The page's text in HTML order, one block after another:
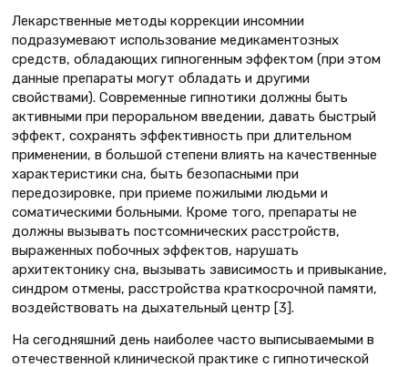
Лекарственные методы коррекции инсомнии
подразумевают использование медикаментозных
средств, обладающих гипногенным эффектом (при этом
данные препараты могут обладать и другими
свойствами). Современные гипнотики должны быть
активными при пероральном введении, давать быстрый
эффект, сохранять эффективность при длительном
применении, в большой степени влиять на качественные
характеристики сна, быть безопасными при
передозировке, при приеме пожилыми людьми и
соматическими больными. Кроме того, препараты не
должны вызывать постсомнических расстройств,
выраженных побочных эффектов, нарушать
архитектонику сна, вызывать зависимость и привыкание,
синдром отмены, расстройства краткосрочной памяти,
воздействовать на дыхательный центр [3].
На сегодняшний день наиболее часто выписываемыми в
отечественной клинической практике с гипнотической